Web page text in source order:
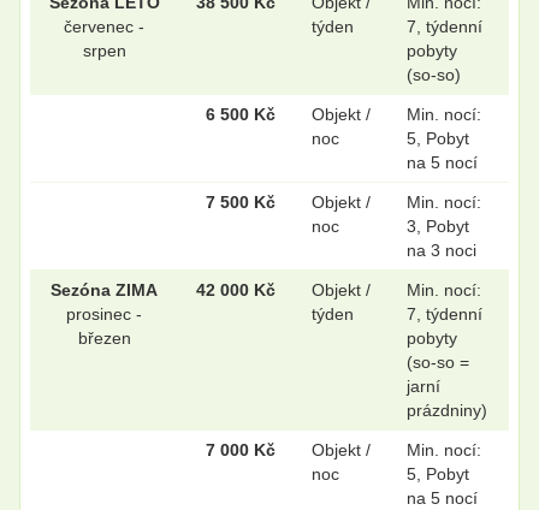
červenec -
srpen
týden
7, týdenní
pobyty
(so-so)
6 500 Kč
Objekt /
noc
Min. nocí:
5, Pobyt
na 5 nocí
7 500 Kč
Objekt /
noc
Min. nocí:
3, Pobyt
na 3 noci
Sezóna ZIMA
prosinec -
březen
42 000 Kč
Objekt /
týden
Min. nocí:
7, týdenní
pobyty
(so-so =
jarní
prázdniny)
7 000 Kč
Objekt /
noc
Min. nocí:
5, Pobyt
na 5 nocí